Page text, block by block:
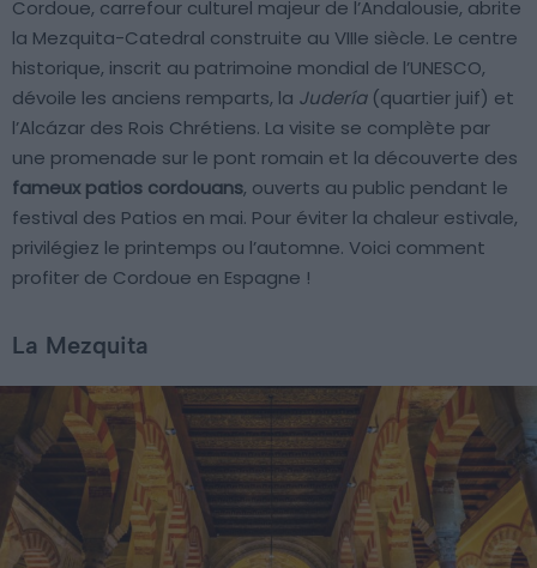
Cordoue, carrefour culturel majeur de l’Andalousie, abrite
la Mezquita-Catedral construite au VIIIe siècle. Le centre
historique, inscrit au patrimoine mondial de l’UNESCO,
dévoile les anciens remparts, la Judería(quartier juif) et
l’Alcázar des Rois Chrétiens. La visite se complète par
une promenade sur le pont romain et la découverte des
fameux patios cordouans, ouverts au public pendant le
festival des Patios en mai. Pour éviter la chaleur estivale,
privilégiez le printemps ou l’automne. Voici comment
profiter de Cordoue en Espagne !
La Mezquita